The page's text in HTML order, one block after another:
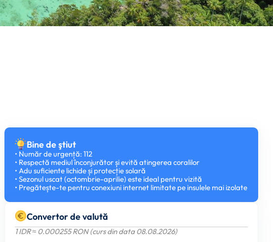
Bine de ştiut
• Număr de urgență: 112
• Respectă mediul înconjurător și evită atingerea coralilor
• Adu suficiente lichide și protecție solară
• Sezonul uscat (octombrie-aprilie) este ideal pentru vizită
• Pregătește-te pentru conexiuni internet limitate pe insulele mai izolate
Convertor de valută
1 IDR ≈ 0.000255 RON (curs din data 08.08.2026)